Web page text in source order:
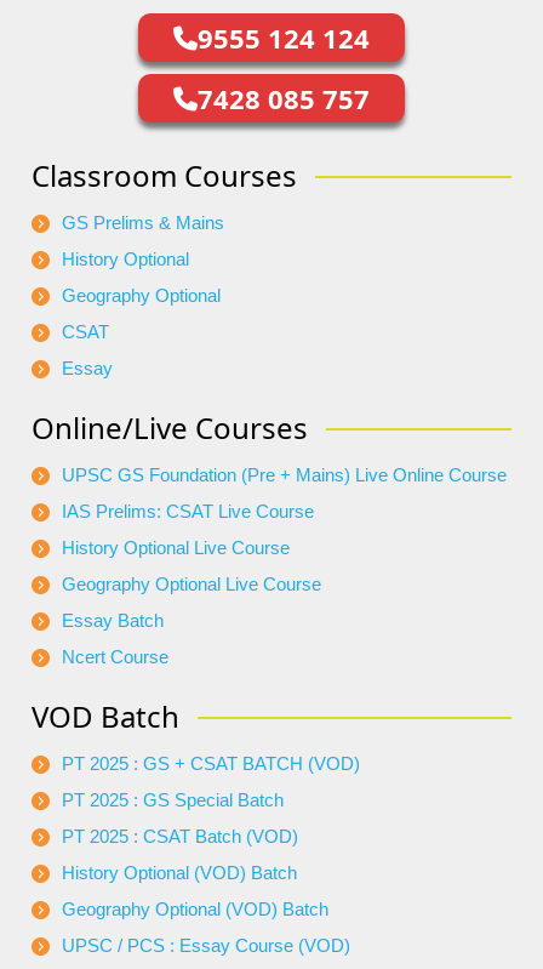
9555 124 124
7428 085 757
Classroom Courses
GS Prelims & Mains
History Optional
Geography Optional
CSAT
Essay
Online/Live Courses
UPSC GS Foundation (Pre + Mains) Live Online Course
IAS Prelims: CSAT Live Course
History Optional Live Course
Geography Optional Live Course
Essay Batch
Ncert Course
VOD Batch
PT 2025 : GS + CSAT BATCH (VOD)
PT 2025 : GS Special Batch
PT 2025 : CSAT Batch (VOD)
History Optional (VOD) Batch
Geography Optional (VOD) Batch
UPSC / PCS : Essay Course (VOD)